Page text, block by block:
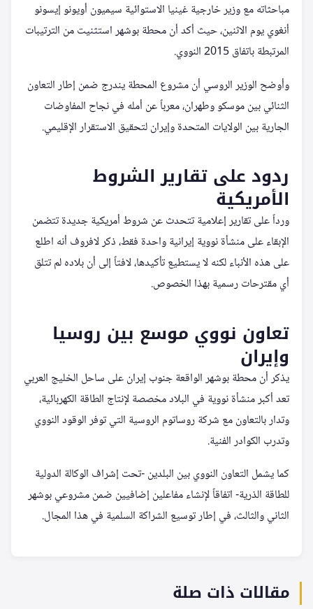
مباحثاته مع وزير خارجية غينيا الاستوائية سيميون أويونو إيسونو
أنغوي يوم الاثنين، حيث أكد أن محطة بوشهر استثنيت من الترتيبات
المرتبطة باتفاق 2015 النووي.
وأوضح الوزير الروسي أن مشروع المحطة يندرج ضمن إطار التعاون
الثنائي بين موسكو وطهران، معرباً عن أمله في نجاح المفاوضات
الجارية بين الولايات المتحدة وإيران لتحقيق الاستقرار الإقليمي.
ردود على تقارير الشروط
الأمريكية
ورداً على تقارير إعلامية تتحدث عن شروط أمريكية جديدة تتضمن
الإبقاء على منشأة نووية إيرانية واحدة فقط، ذكر لافروف أنه اطلع
على هذه الأنباء لكنه لا يستطيع تأكيدها، لافتاً إلى أن بلاده لم تتلق
أي مقترحات رسمية بهذا الخصوص.
تعاون نووي موسع بين روسيا
وإيران
يذكر أن محطة بوشهر الواقعة جنوب إيران على ساحل الخليج العربي
تعد أكبر منشأة نووية في البلاد مخصصة لإنتاج الطاقة الكهربائية،
وتدار بالتعاون مع شركة روساتوم الروسية التي توفر الوقود النووي
وتدرب الكوادر الفنية.
كما يشمل التعاون النووي بين البلدين -تحت إشراف الوكالة الدولية
للطاقة الذرية- اتفاقاً لإنشاء مفاعلين إضافيين ضمن مشروعي بوشهر
الثاني والثالث، في إطار توسيع الشراكة السلمية في هذا المجال.
مقالات ذات صلة